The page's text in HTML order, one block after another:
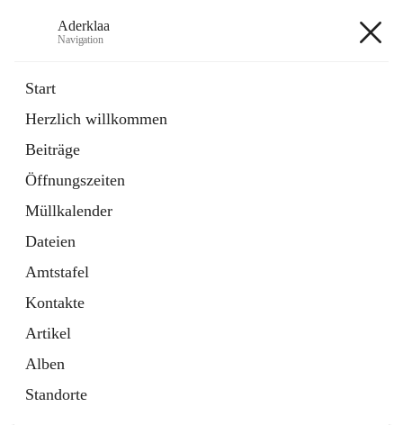
Aderklaa
Navigation
Start
Herzlich willkommen
Beiträge
Öffnungszeiten
Müllkalender
Dateien
Amtstafel
Kontakte
Artikel
Alben
Standorte
6 Schnellzugriffe
Gemeinde
3 Schnellzugriffe